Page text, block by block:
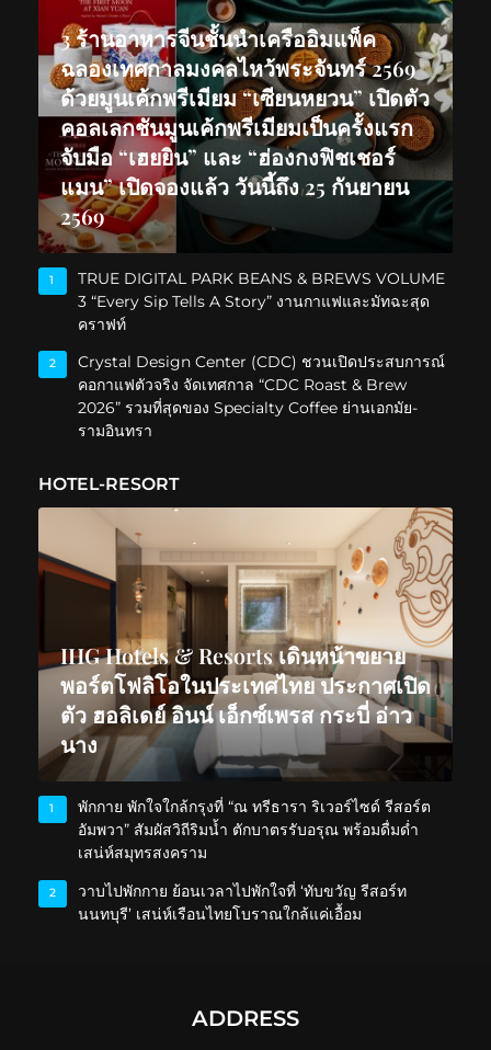
3 ร้านอาหารจีนชั้นนำเครืออิมแพ็ค
ฉลองเทศกาลมงคลไหว้พระจันทร์ 2569
ด้วยมูนเค้กพรีเมียม “เซียนหยวน” เปิดตัว
คอลเลกชันมูนเค้กพรีเมียมเป็นครั้งแรก
จับมือ “เฮยยิน” และ “ฮ่องกงฟิชเชอร์
แมน” เปิดจองแล้ว วันนี้ถึง 25 กันยายน
2569
1
TRUE DIGITAL PARK BEANS & BREWS VOLUME
3 “Every Sip Tells A Story” งานกาแฟและมัทฉะสุด
คราฟท์
2
Crystal Design Center (CDC) ชวนเปิดประสบการณ์
คอกาแฟตัวจริง จัดเทศกาล “CDC Roast & Brew
2026” รวมที่สุดของ Specialty Coffee ย่านเอกมัย-
รามอินทรา
HOTEL-RESORT
IHG Hotels & Resorts เดินหน้าขยาย
พอร์ตโฟลิโอในประเทศไทย ประกาศเปิด
ตัว ฮอลิเดย์ อินน์ เอ็กซ์เพรส กระบี่ อ่าว
นาง
1
พักกาย พักใจใกล้กรุงที่ “ณ ทรีธารา ริเวอร์ไซด์ รีสอร์ต
อัมพวา” สัมผัสวิถีริมน้ำ ตักบาตรรับอรุณ พร้อมดื่มด่ำ
เสน่ห์สมุทรสงคราม
2
วาบไปพักกาย ย้อนเวลาไปพักใจที่ ‘ทับขวัญ รีสอร์ท
นนทบุรี’ เสน่ห์เรือนไทยโบราณใกล้แค่เอื้อม
ADDRESS